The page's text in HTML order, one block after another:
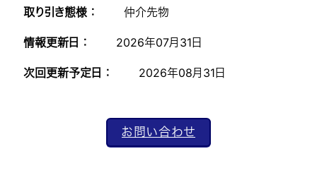
取り引き態様 ： 仲介先物
情報更新日 ： 2026年07月31日
次回更新予定日 ： 2026年08月31日
お問い合わせ